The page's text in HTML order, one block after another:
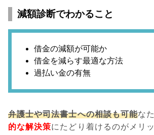
減額診断でわかること
借金の減額が可能か
借金を減らす最適な方法
過払い金の有無
弁護士や司法書士への相談も可能な
的な解決策にたどり着けるのがメリッ